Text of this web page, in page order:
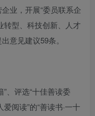
业，开展“委员联系企
转型、科技创新、人才
意见建议59条。
、评选“十佳善读委
爱阅读”的“善读书·一十